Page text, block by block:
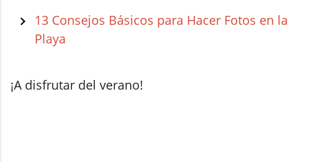
13 Consejos Básicos para Hacer Fotos en la
Playa
¡A disfrutar del verano!